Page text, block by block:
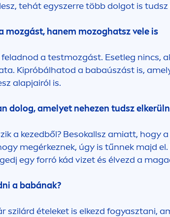
tehát egyszerre több dolgot is
mozgást, hanem mozoghatsz vele is
a testmozgást. Esetleg nincs,
Kipróbálhatod a babaúszást is,
alapjairól is.
dolog, amelyet nehezen tudsz
a kezedből? Besokallsz amiatt, hogy
megérkeznek, úgy is tűnnek majd
egy forró kád vizet és élvezd a
a babának?
szilárd ételeket is elkezd fogyasztani,